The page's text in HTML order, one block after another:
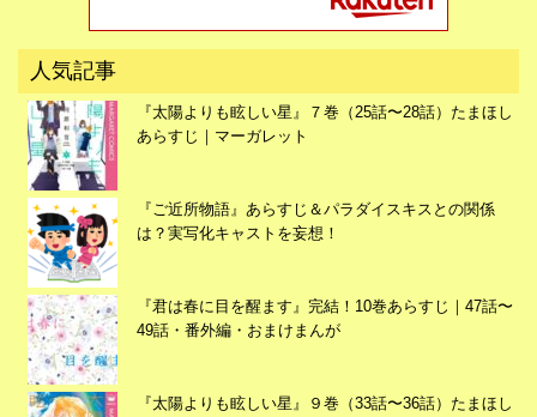
人気記事
『太陽よりも眩しい星』７巻（25話〜28話）たまほし
あらすじ｜マーガレット
『ご近所物語』あらすじ＆パラダイスキスとの関係
は？実写化キャストを妄想！
『君は春に目を醒ます』完結！10巻あらすじ｜47話〜
49話・番外編・おまけまんが
『太陽よりも眩しい星』９巻（33話〜36話）たまほし